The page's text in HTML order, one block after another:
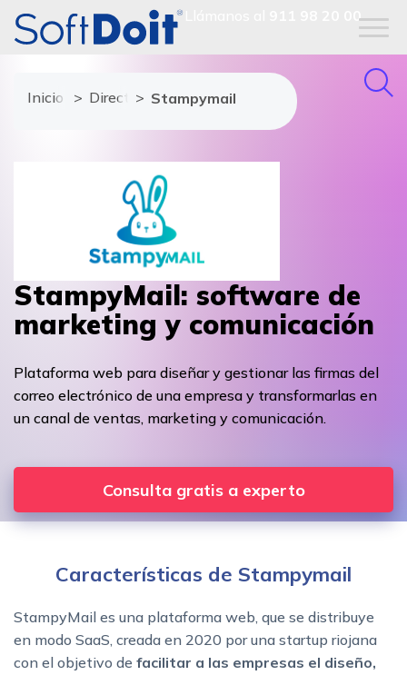
911 98 20 00
Inicio Directorio de proveedores
Stampymail
StampyMail: software de
marketing y comunicación
Plataforma web para diseñar y gestionar las firmas del
correo electrónico de una empresa y transformarlas en
un canal de ventas, marketing y comunicación.
Consulta gratis a experto
Características de Stampymail
StampyMail es una plataforma web, que se distribuye
en modo SaaS, creada en 2020 por una startup riojana
con el objetivo de facilitar a las empresas el diseño,